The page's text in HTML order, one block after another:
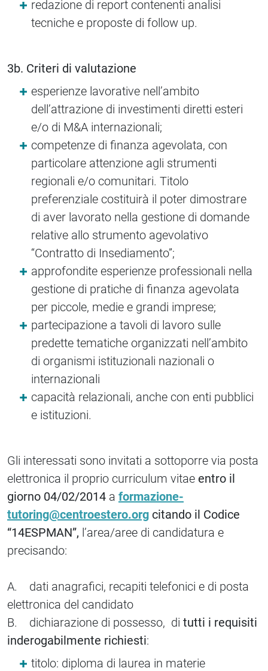
redazione di report contenenti analisi
tecniche e proposte di follow up.
3b. Criteri di valutazione
esperienze lavorative nell’ambito
dell’attrazione di investimenti diretti esteri
e/o di M&A internazionali;
competenze di finanza agevolata, con
particolare attenzione agli strumenti
regionali e/o comunitari. Titolo
preferenziale costituirà il poter dimostrare
di aver lavorato nella gestione di domande
relative allo strumento agevolativo
“Contratto di Insediamento”;
approfondite esperienze professionali nella
gestione di pratiche di finanza agevolata
per piccole, medie e grandi imprese;
partecipazione a tavoli di lavoro sulle
predette tematiche organizzati nell’ambito
di organismi istituzionali nazionali o
internazionali
capacità relazionali, anche con enti pubblici
e istituzioni.
Gli interessati sono invitati a sottoporre via posta
elettronica il proprio curriculum vitae entro il
giorno 04/02/2014 a formazione-
tutoring@centroestero.org citando il Codice
“14ESPMAN”, l’area/aree di candidatura e
precisando:
A. dati anagrafici, recapiti telefonici e di posta
elettronica del candidato
B. dichiarazione di possesso, di tutti i requisiti
inderogabilmente richiesti:
titolo: diploma di laurea in materie